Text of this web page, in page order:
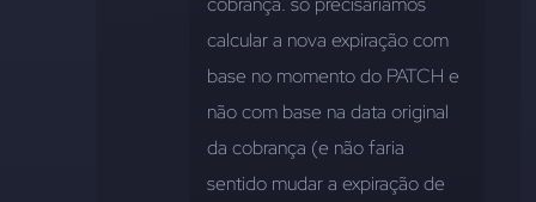
calcular a nova expiração com
base no momento do PATCH e
não com base na data original
da cobrança (e não faria
sentido mudar a expiração de